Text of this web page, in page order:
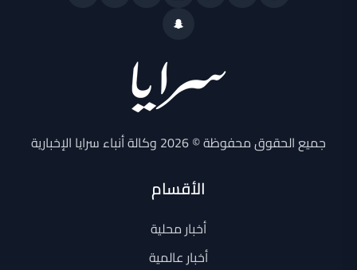
جميع الحقوق محفوظة © 2026 وكالة أنباء سرايا الإخبارية
الأقسام
أخبار محلية
أخبار عالمية